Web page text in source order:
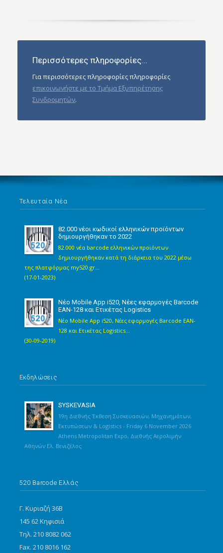
Περισσότερες πληροφορίες...
Για περισσότερες πληροφορίες πληροφορίες
επικοινωνήστε με το Τμήμα Εξυπηρέτησης
Συνδρομητών.
Τελευταία Νέα
82.000 νέοι κωδικοί ελληνικών προϊόντων
δημιουργήθηκαν το 2022
82.000 νέα barcode ελληνικών προϊόντων
δημιουργήθηκαν κατά τη διάρκεια του 2022 μέσω
της πλατφόρμας my520.gr...
(17-01-2023)
Νέο Mobile App i520, Νέες εφαρμογές Barcode
EAN-128 και Ετικέτας Logistics
Νέο Mobile App i520, Νέες εφαρμογές Barcode EAN-
128 και Ετικέτας Logistics...
(30-09-2019)
Εκδηλώσεις
SYSKEVASIA
19η Διεθνής Έκθεση Συσκευασιών, Μηχανημάτων,
Εκτυπώσεων & Logistics - Friday 6 November 2026
Athens Metropolitan Expo, Διεθνής Αερολιμήν
Αθηνών Ελ. Βενιζέλος
520 Barcode Ελλάς
Γ. Κυριαζή 36Β
145 62 Κηφισιά
Τηλ. 210 8082 062
Fax. 210 8016 162